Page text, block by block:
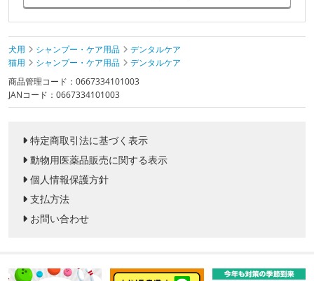
犬用 シャンプー・ケア用品
デンタルケア
猫用
シャンプー・ケア用品
デンタルケア
商品管理コード：0667334101003
JANコード：0667334101003
特定商取引法に基づく表示
動物用医薬品販売に関する表示
個人情報保護方針
支払方法
お問い合わせ